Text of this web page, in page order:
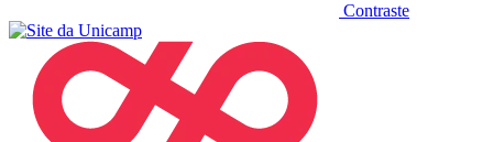
Contraste